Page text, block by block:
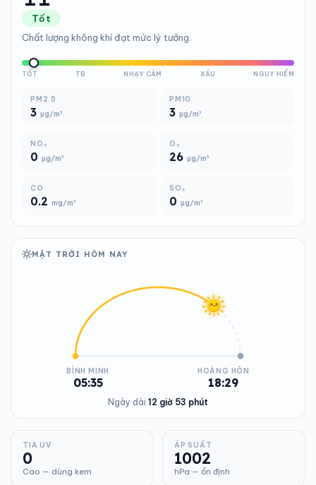
Tốt
Chất lượng không khí đạt mức lý tưởng.
TỐT TB NHẠY CẢM XẤU NGUY HIỂM
PM2.5
3 µg/m³
PM10
3 µg/m³
NO₂
0 µg/m³
O₃
26 µg/m³
CO
0.2 mg/m³
SO₂
0 µg/m³
MẶT TRỜI HÔM NAY
BÌNH MINH
05:35
HOÀNG HÔN
18:29
Ngày dài 12 giờ 53 phút
TIA UV
0
Cao — dùng kem
ÁP SUẤT
1002
hPa — ổn định